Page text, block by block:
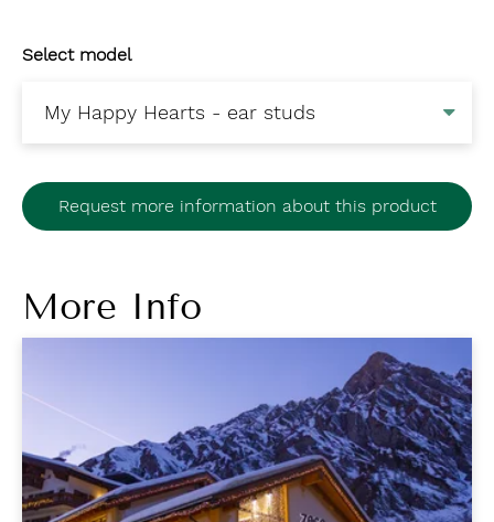
Select model
Request more information about this product
More Info